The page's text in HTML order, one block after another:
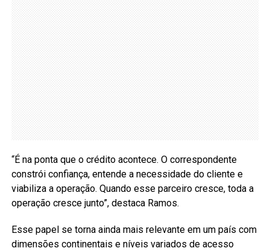
“É na ponta que o crédito acontece. O correspondente
constrói confiança, entende a necessidade do cliente e
viabiliza a operação. Quando esse parceiro cresce, toda a
operação cresce junto”, destaca Ramos.
Esse papel se torna ainda mais relevante em um país com
dimensões continentais e níveis variados de acesso